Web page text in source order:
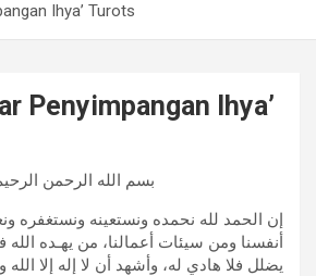
Ihya’ Turots
Penyimpangan Ihya’
بسم الله الرحمن
إن الحمد لله نحمده ونستعينه ونستغفره
أنفسنا ومن سيئات أعمالنا، من يهـده
يضلل فلا هادي له، وأشهد أن لا إله إلا